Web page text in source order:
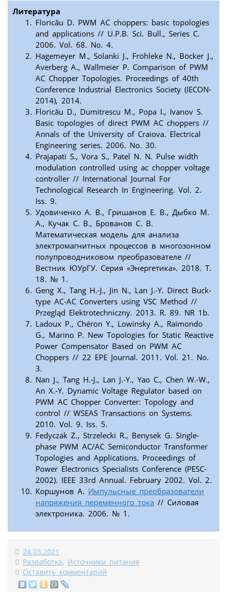
Литература
Floricău D. PWM AC choppers: basic topologies
and applications // U.P.B. Sci. Bull., Series C.
2006. Vol. 68. No. 4.
Hagemeyer M., Solanki J., Fröhleke N., Böcker J.,
Averberg A., Wallmeier P. Comparison of PWM
AC Chopper Topologies. Proceedings of 40th
Conference Industrial Electronics Society (IECON-
2014), 2014.
Floricău D., Dumitrescu M., Popa I., Ivanov S.
Basic topologies of direct PWM AC choppers //
Annals of the University of Craiova. Electrical
Engineering series. 2006. No. 30.
Prajapati S., Vora S., Patel N. N. Pulse width
modulation controlled using ac chopper voltage
controller // International Journal For
Technological Research In Engineering. Vol. 2.
Iss. 9.
Удовиченко А. В., Гришанов Е. В., Дыбко М.
А., Кучак С. В., Брованов С. В.
Математическая модель для анализа
электромагнитных процессов в многозонном
полупроводниковом преобразователе //
Вестник ЮУрГУ. Серия «Энергетика». 2018. Т.
18. № 1.
Geng X., Tang H.-J., Jin N., Lan J.-Y. Direct Buck-
type AC-AC Converters using VSC Method //
Przegląd Elektrotechniczny. 2013. R. 89. NR 1b.
Ladoux P., Chéron Y., Lowinsky A., Raimondo
G., Marino P. New Topologies for Static Reactive
Power Compensator Based on PWM AC
Choppers // 22 EPE Journal. 2011. Vol. 21. No.
3.
Nan J., Tang H.-J., Lan J.-Y., Yao C., Chen W.-W.,
An X.-Y. Dynamic Voltage Regulator based on
PWM AC Chopper Converter: Topology and
control // WSEAS Transactions on Systems.
2010. Vol. 9. Iss. 5.
Fedyczak Z., Strzelecki R., Benysek G. Single-
phase PWM AC/AC Semiconductor Transformer
Topologies and Applications. Proceedings of
Power Electronics Specialists Conference (PESC-
2002). IEEE 33rd Annual. February 2002. Vol. 2.
Коршунов А. Импульсные преобразователи
напряжения переменного тока // Силовая
электроника. 2006. № 1.
24.03.2021
Разработка, Источники питания
Оставить комментарий